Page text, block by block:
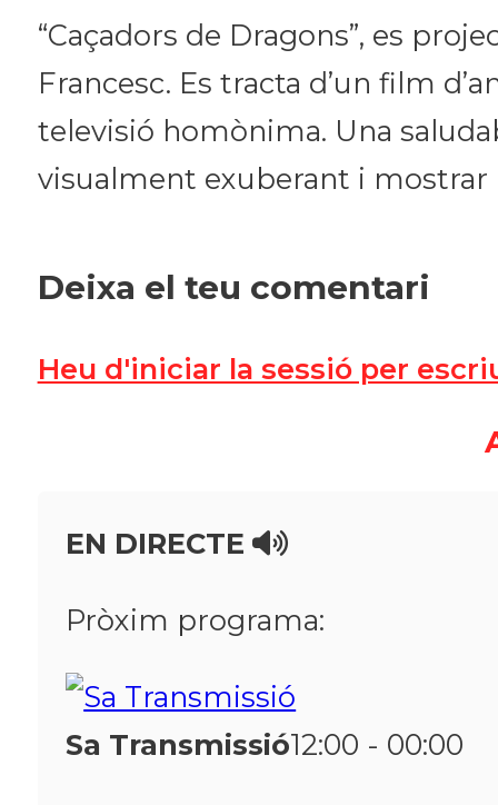
“Caçadors de Dragons”, es
Francesc. Es tracta d’un film
televisió homònima. Una
visualment exuberant i mostrar
Deixa el teu comentari
Heu d'iniciar la sessió per
EN DIRECTE
Pròxim programa:
Sa Transmissió12:00 - 00:00